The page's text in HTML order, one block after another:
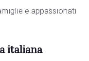
e appassionati
italiana